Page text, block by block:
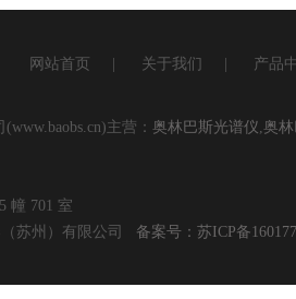
网站首页 关于我们 产品
主营： 奥林巴斯光谱仪,奥
幢 701 室
苏州）有限公司 备案号：苏ICP备